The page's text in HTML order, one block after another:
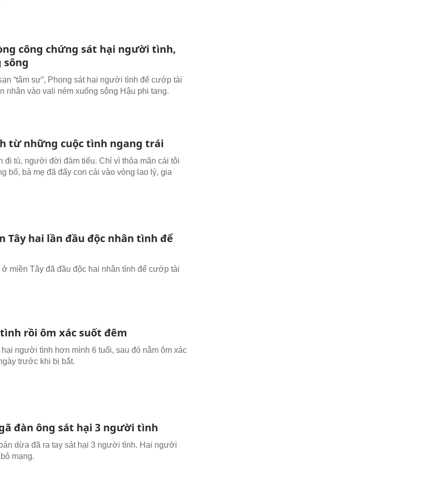
công chứng sát hại người tình,
sông
“tâm sự”, Phong sát hại người tình để cướp tài
nhân vào vali ném xuống sông Hậu phi tang.
từ những cuộc tình ngang trái
đi tù, người đời đàm tiếu. Chỉ vì thỏa mãn cái tôi
bố, bà mẹ đã đẩy con cái vào vòng lao lý, gia
Tây hai lần đầu độc nhân tình để
miền Tây đã đầu độc hai nhân tình để cướp tài
rồi ôm xác suốt đêm
hại người tình hơn mình 6 tuổi, sau đó nằm ôm xác
trước khi bị bắt.
đàn ông sát hại 3 người tình
dừa đã ra tay sát hại 3 người tình. Hai người
mạng.